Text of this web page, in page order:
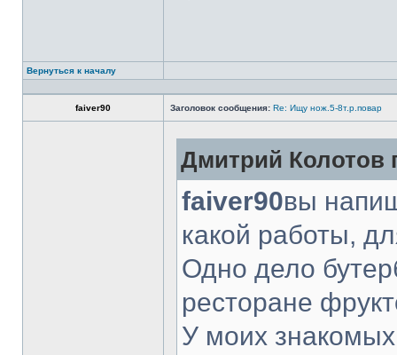
Вернуться к началу
faiver90 Заголовок сообщения: Re: Ищу нож.5-8т.р.повар
Дмитрий Колотов
faiver90вы
какой работы,
Одно дело
ресторане
У моих